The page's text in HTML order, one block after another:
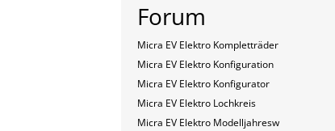
Forum
Micra EV Elektro Kompletträder
Micra EV Elektro Konfiguration
Micra EV Elektro Konfigurator
Micra EV Elektro Lochkreis
Micra EV Elektro Modelljahresw